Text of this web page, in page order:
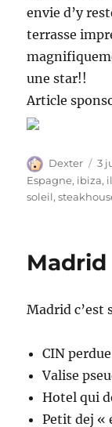
envie d’y
terrasse
une star!!
Article
Auteur
Dexter
le
3
Espagne, ibiza,
soleil,
Madrid c’est
CIN
Valise
Hotel qui
Petit dej «